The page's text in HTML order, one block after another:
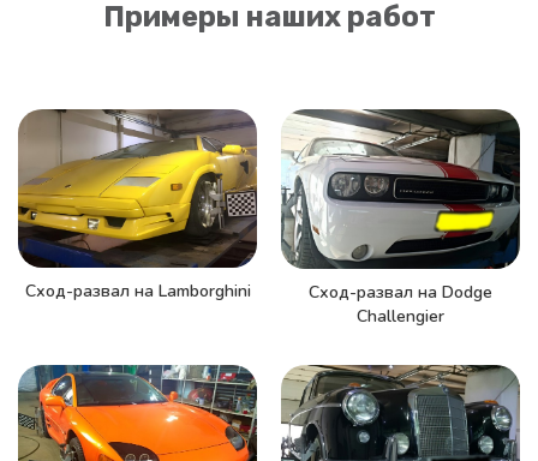
Примеры наших работ
Сход-развал на Lamborghini
Сход-развал на Dodge
Challengier